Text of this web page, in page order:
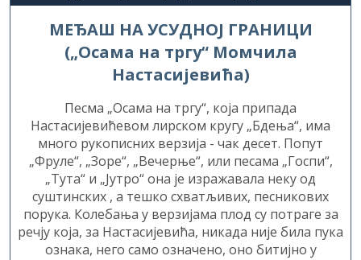
МЕЂАШ НА УСУДНОЈ ГРАНИЦИ
(„Осама на тргу“ Момчила
Настасијевића)
Песма „Осама на тргу“, која припада
Настасијевићевом лирском кругу „Бдења“, има
много рукописних верзија - чак десет. Попут
„Фруле“, „Зоре“, „Вечерње“, или песама „Госпи“,
„Тута“ и „Јутро“ она је изражавала неку од
суштинских , а тешко схватљивих, песникових
порука. Колебања у верзијама плод су потраге за
речју која, за Настасијевића, никада није била пука
ознака, него само означено, оно битијно у
опеваном лишено свега споредног, миметичког.